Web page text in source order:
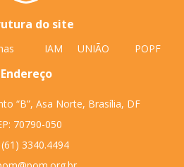
do site
IAM UNIÃO POPF
Endereço
“B”, Asa Norte, Brasília, DF
70790-050
(61) 3340.4494